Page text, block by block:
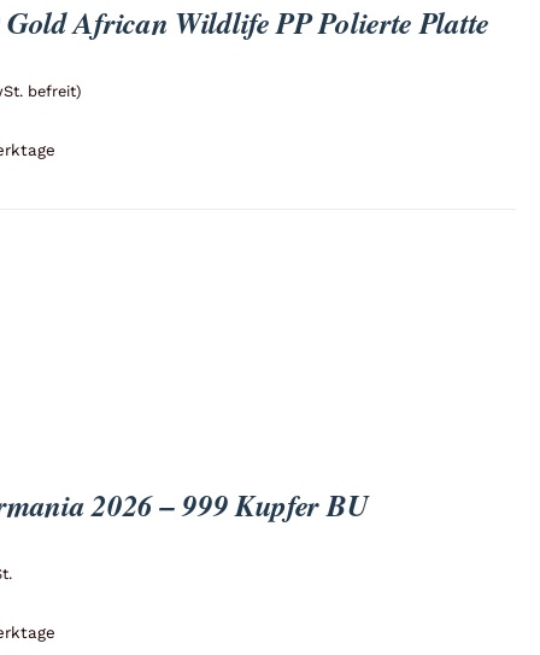
African Wildlife PP Polierte Platte
befreit)
2026 – 999 Kupfer BU